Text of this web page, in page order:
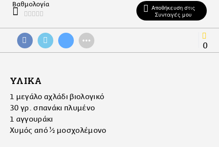
Βαθμολογία
Αποθήκευση στις
Συνταγές μου
ΥΛΙΚΑ
1 μεγάλο αχλάδι βιολογικό
30 γρ. σπανάκι πλυμένο
1 αγγουράκι
Χυμός από ½ μοσχολέμονο
•••
0